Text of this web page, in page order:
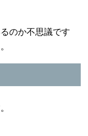
のか不思議です